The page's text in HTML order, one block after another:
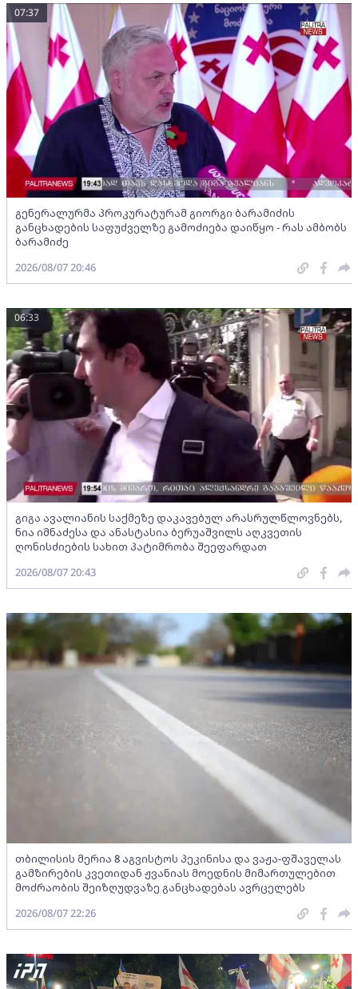
გენერალურმა პროკურატურამ გიორგი ბარამიძის
განცხადების საფუძველზე გამოძიება დაიწყო - რას ამბობს
ბარამიძე
07:37
2026/08/07 20:46
გიგა ავალიანის საქმეზე დაკავებულ არასრულწლოვნებს,
ნია იმნაძესა და ანასტასია ბერუაშვილს აღკვეთის
ღონისძიების სახით პატიმრობა შეეფარდათ
06:33
2026/08/07 20:43
თბილისის მერია 8 აგვისტოს პეკინისა და ვაჟა-ფშაველას
გამზირების კვეთიდან ჟვანიას მოედნის მიმართულებით
მოძრაობის შეიზღუდვაზე განცხადებას ავრცელებს
2026/08/07 22:26